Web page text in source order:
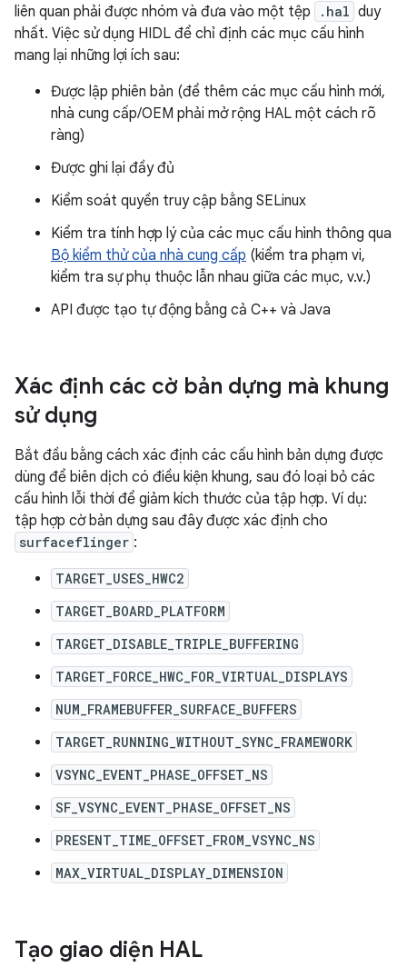
liên quan phải được nhóm và đưa vào một tệp
.hal duy
nhất. Việc sử dụng HIDL để chỉ định các mục cấu hình
mang lại những lợi ích sau:
Được lập phiên bản (để thêm các mục cấu hình mới,
nhà cung cấp/OEM phải mở rộng HAL một cách rõ
ràng)
Được ghi lại đầy đủ
Kiểm soát quyền truy cập bằng SELinux
Kiểm tra tính hợp lý của các mục cấu hình thông qua
Bộ kiểm thử của nhà cung cấp (kiểm tra phạm vi,
kiểm tra sự phụ thuộc lẫn nhau giữa các mục, v.v.)
API được tạo tự động bằng cả C++ và Java
Xác định các cờ bản dựng mà khung
sử dụng
Bắt đầu bằng cách xác định các cấu hình bản dựng được
dùng để biên dịch có điều kiện khung, sau đó loại bỏ các
cấu hình lỗi thời để giảm kích thước của tập hợp. Ví dụ:
tập hợp cờ bản dựng sau đây được xác định cho
surfaceflinger :
TARGET_USES_HWC2
TARGET_BOARD_PLATFORM
TARGET_DISABLE_TRIPLE_BUFFERING
TARGET_FORCE_HWC_FOR_VIRTUAL_DISPLAYS
NUM_FRAMEBUFFER_SURFACE_BUFFERS
TARGET_RUNNING_WITHOUT_SYNC_FRAMEWORK
VSYNC_EVENT_PHASE_OFFSET_NS
SF_VSYNC_EVENT_PHASE_OFFSET_NS
PRESENT_TIME_OFFSET_FROM_VSYNC_NS
MAX_VIRTUAL_DISPLAY_DIMENSION
Tạo giao diện HAL